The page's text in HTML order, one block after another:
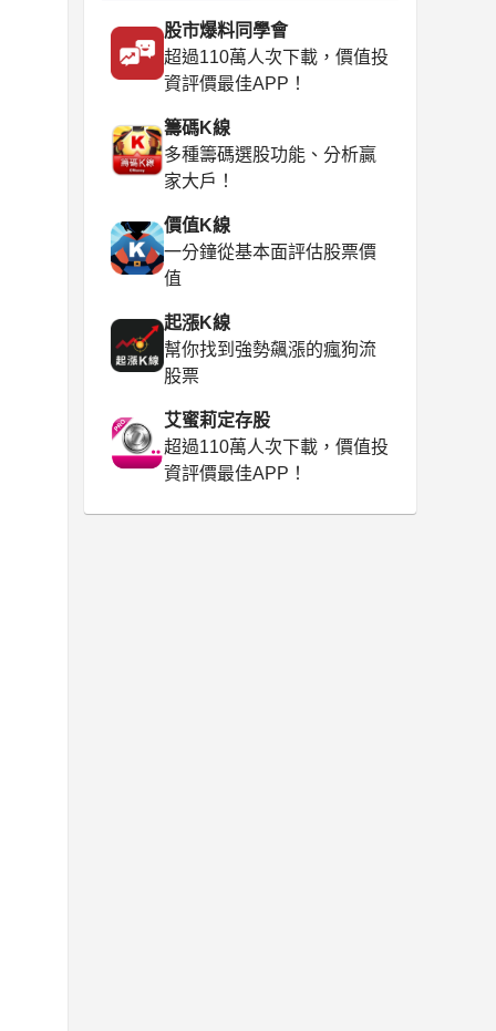
股市爆料同學會
超過110萬人次下載，價值投
資評價最佳APP！
籌碼K線
多種籌碼選股功能、分析贏
家大戶！
價值K線
一分鐘從基本面評估股票價
值
起漲K線
幫你找到強勢飆漲的瘋狗流
股票
艾蜜莉定存股
超過110萬人次下載，價值投
資評價最佳APP！